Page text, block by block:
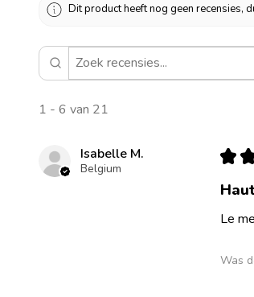
Dit product heeft nog geen recensies,
1 - 6 van 21
Isabelle M.
Belgium
★
Le
Was